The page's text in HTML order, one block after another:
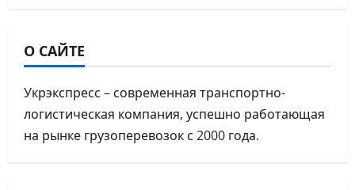
a
v
i
g
О САЙТЕ
Укрэкспресс – современная транспортно-
логистическая компания, успешно работающая
на рынке грузоперевозок с 2000 года.